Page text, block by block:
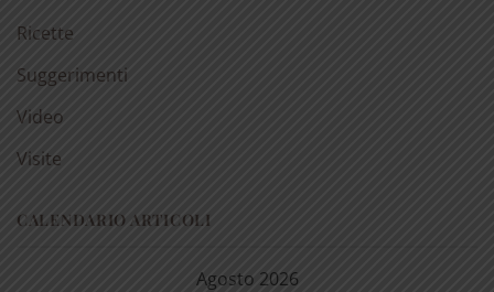
Ricette
Suggerimenti
Video
Visite
CALENDARIO ARTICOLI
Agosto 2026